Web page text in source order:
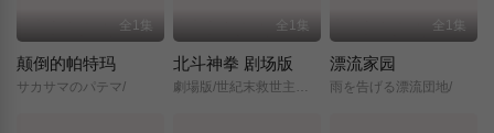
全1集
颠倒的帕特玛
サカサマのパテマ/
全1集
北斗神拳 剧场版
劇場版/世紀末救世主伝説/北斗の拳/
全1集
漂流家园
雨を告げる漂流団地/